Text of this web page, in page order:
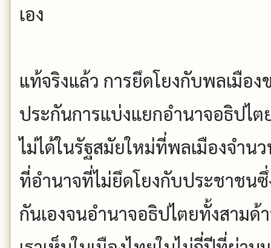
เอง
แท้จริงแล้ว การยึดโยงกับพลเมือ
ประกันการแบ่งแยกอำนาจอธิปไต
ไม่ได้ในรัฐสมัยใหม่ที่พลเมืองจำน
ที่อำนาจที่ไม่ยึดโยงกับประชาชน
กันเองจนอำนาจอธิปไตยทั้งสามด้